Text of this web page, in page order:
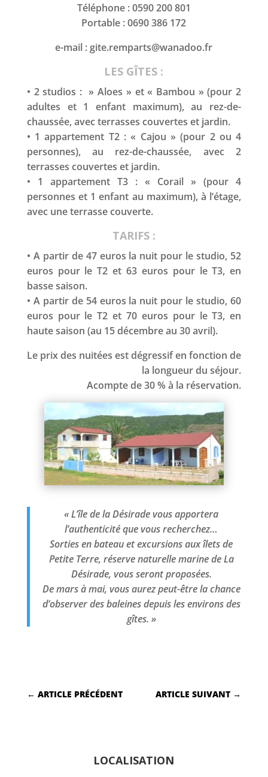
Téléphone : 0590 200 801
Portable : 0690 386 172
e-mail : gite.remparts@wanadoo.fr
LES GÎTES :
• 2 studios : » Aloes » et « Bambou » (pour 2
adultes et 1 enfant maximum), au rez-de-
chaussée, avec terrasses couvertes et jardin.
• 1 appartement T2 : « Cajou » (pour 2 ou 4
personnes), au rez-de-chaussée, avec 2
terrasses couvertes et jardin.
• 1 appartement T3 : « Corail » (pour 4
personnes et 1 enfant au maximum), à l’étage,
avec une terrasse couverte.
TARIFS :
• A partir de 47 euros la nuit pour le studio, 52
euros pour le T2 et 63 euros pour le T3, en
basse saison.
• A partir de 54 euros la nuit pour le studio, 60
euros pour le T2 et 70 euros pour le T3, en
haute saison (au 15 décembre au 30 avril).
Le prix des nuitées est dégressif en fonction de
la longueur du séjour.
Acompte de 30 % à la réservation.
« L’île de la Désirade vous apportera
l’authenticité que vous recherchez…
Sorties en bateau et excursions aux îlets de
Petite Terre, réserve naturelle marine de La
Désirade, vous seront proposées.
De mars à mai, vous aurez peut-être la chance
d’observer des baleines depuis les environs des
gîtes. »
← ARTICLE PRÉCÉDENT ARTICLE SUIVANT →
LOCALISATION